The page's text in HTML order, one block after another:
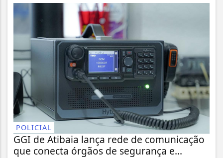
POLICIAL
GGI de Atibaia lança rede de comunicação
que conecta órgãos de segurança e...